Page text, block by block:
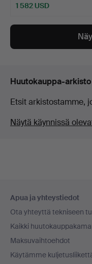
1 582 USD
Huutokauppa-arkisto
Etsit arkistostamme,
Näytä käynnissä
Apua ja yhteystiedot
Ota yhteyttä tekniseen
Kaikki
Maksuvaihtoehdot
Käytämme